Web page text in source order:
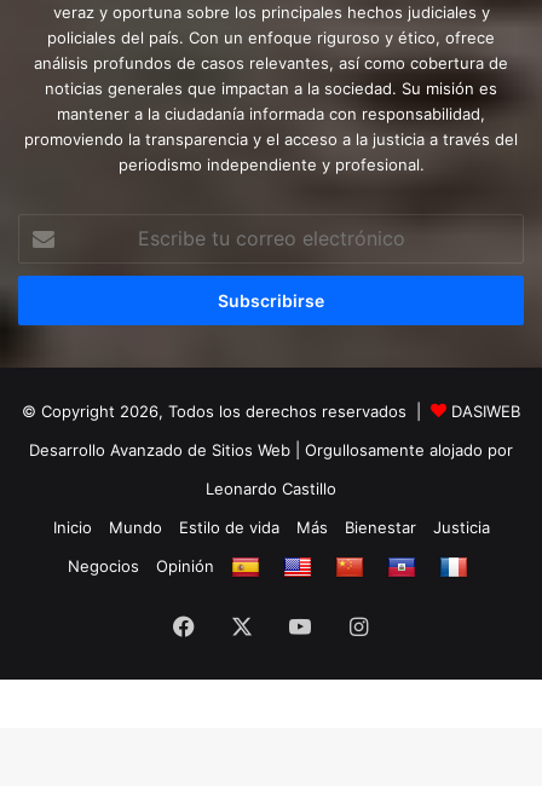
veraz y oportuna sobre los principales hechos judiciales y
policiales del país. Con un enfoque riguroso y ético, ofrece
análisis profundos de casos relevantes, así como cobertura de
noticias generales que impactan a la sociedad. Su misión es
mantener a la ciudadanía informada con responsabilidad,
promoviendo la transparencia y el acceso a la justicia a través del
periodismo independiente y profesional.
correo
© Copyright 2026, Todos los derechos reservados |
DASIWEB
Desarrollo Avanzado de Sitios Web | Orgullosamente alojado por
Leonardo Castillo
Inicio
Mundo Estilo de vida Más Bienestar
Justicia
Negocios
Opinión
Facebook YouTubeInstagram